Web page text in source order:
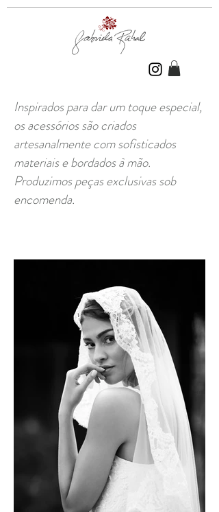
Inspirados para dar um toque especial,
os acessórios são criados
artesanalmente com sofisticados
materiais e bordados à mão.
Produzimos peças exclusivas sob
encomenda.